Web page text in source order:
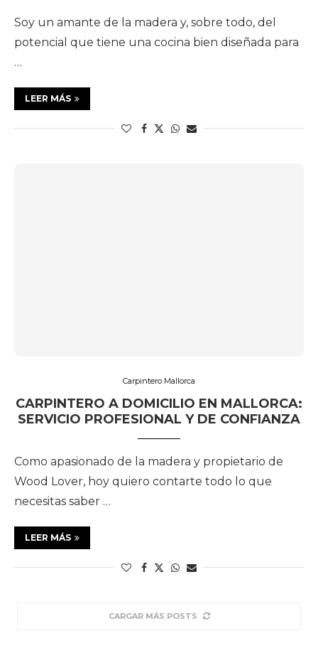
Soy un amante de la madera y, sobre todo, del
potencial que tiene una cocina bien diseñada para
…
LEER MÁS
Carpintero Mallorca
CARPINTERO A DOMICILIO EN MALLORCA:
SERVICIO PROFESIONAL Y DE CONFIANZA
Como apasionado de la madera y propietario de
Wood Lover, hoy quiero contarte todo lo que
necesitas saber …
LEER MÁS
CARGAR MÁS POSTS